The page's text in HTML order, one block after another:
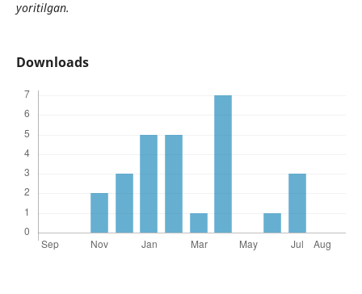
yoritilgan.
Downloads